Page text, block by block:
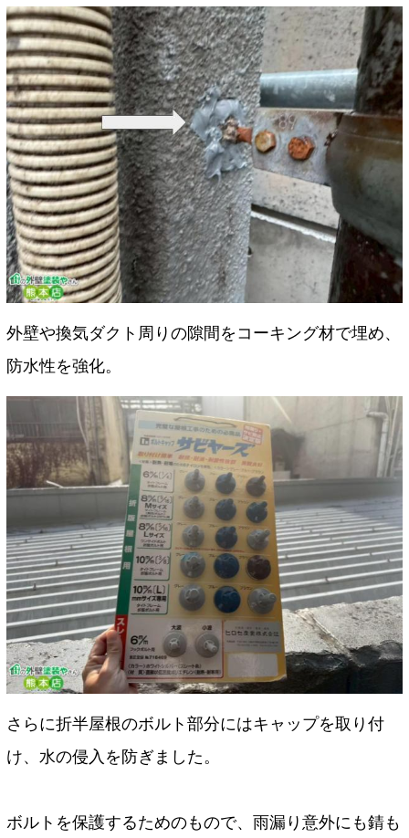
外壁や換気ダクト周りの隙間をコーキング材で埋め、
防水性を強化。
さらに折半屋根のボルト部分にはキャップを取り付
け、水の侵入を防ぎました。
ボルトを保護するためのもので、雨漏り意外にも錆も